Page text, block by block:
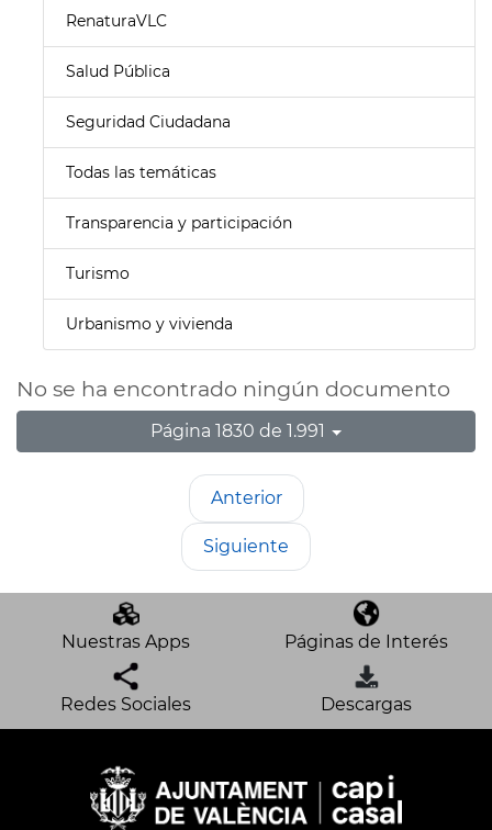
RenaturaVLC
Salud Pública
Seguridad Ciudadana
Todas las temáticas
Transparencia y participación
Turismo
Urbanismo y vivienda
No se ha encontrado ningún documento
Página 1830 de 1.991
Anterior
Siguiente
Nuestras Apps Páginas de Interés
Redes Sociales Descargas